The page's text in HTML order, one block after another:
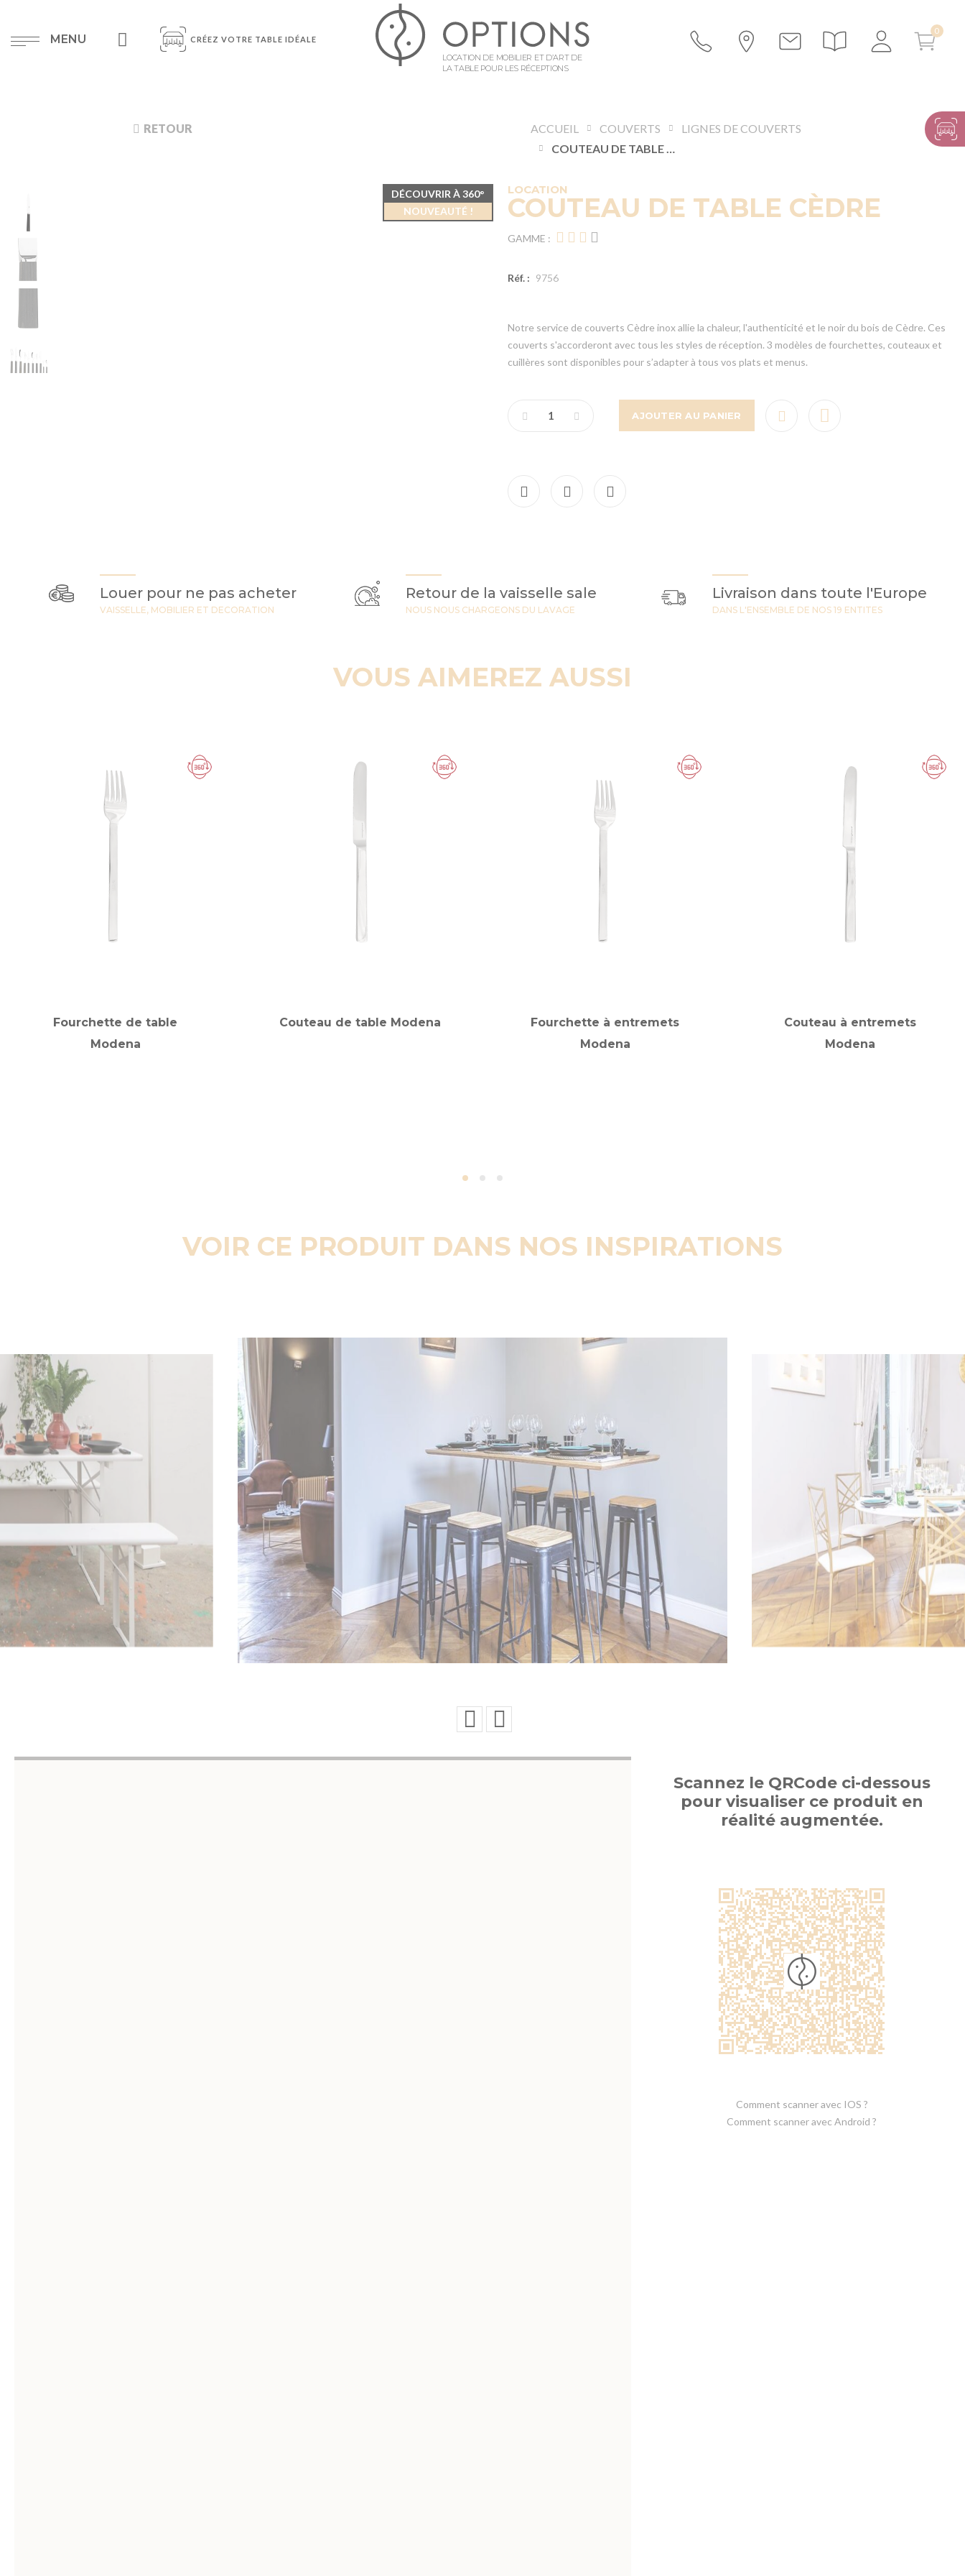
MENU CRÉEZ VOTRE TABLE IDÉALE
LOCATION DE MOBILIER ET D’ART DE
LA TABLE POUR LES RÉCEPTIONS
RETOUR ACCUEIL COUVERTS
LIGNES DE COUVERTS
COUTEAU DE TABLE CÈDRE
LOCATION
COUTEAU DE TABLE CÈDRE
GAMME :
Réf. : 9756
Notre service de couverts Cèdre inox allie la chaleur, l'authenticité et le noir du bois de Cèdre. Ces
couverts s'accorderont avec tous les styles de réception. 3 modèles de fourchettes, couteaux et
cuillères sont disponibles pour s’adapter à tous vos plats et menus.
AJOUTER AU PANIER
DÉCOUVRIR À 360°
NOUVEAUTÉ !
Louer pour ne pas acheter
VAISSELLE, MOBILIER ET DECORATION
Retour de la vaisselle sale
NOUS NOUS CHARGEONS DU LAVAGE
Livraison dans toute l'Europe
DANS L'ENSEMBLE DE NOS 19 ENTITES
VOUS AIMEREZ AUSSI
Fourchette de table
Modena
Couteau de table Modena
Fourchette à entremets
Modena
Couteau à entremets
Modena
VOIR CE PRODUIT DANS NOS INSPIRATIONS
Scannez le QRCode ci-dessous
pour visualiser ce produit en
réalité augmentée.
Comment scanner avec IOS ?
Comment scanner avec Android ?